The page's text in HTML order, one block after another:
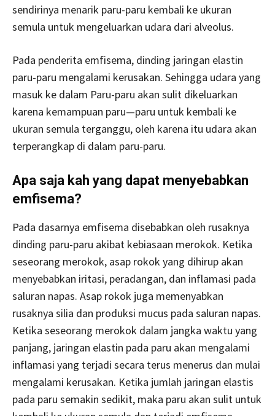
sendirinya menarik paru-paru kembali ke ukuran
semula untuk mengeluarkan udara dari alveolus.
Pada penderita emfisema, dinding jaringan elastin
paru-paru mengalami kerusakan. Sehingga udara yang
masuk ke dalam Paru-paru akan sulit dikeluarkan
karena kemampuan paru—paru untuk kembali ke
ukuran semula terganggu, oleh karena itu udara akan
terperangkap di dalam paru-paru.
Apa saja kah yang dapat menyebabkan
emfisema?
Pada dasarnya emfisema disebabkan oleh rusaknya
dinding paru-paru akibat kebiasaan merokok. Ketika
seseorang merokok, asap rokok yang dihirup akan
menyebabkan iritasi, peradangan, dan inflamasi pada
saluran napas. Asap rokok juga memenyabkan
rusaknya silia dan produksi mucus pada saluran napas.
Ketika seseorang merokok dalam jangka waktu yang
panjang, jaringan elastin pada paru akan mengalami
inflamasi yang terjadi secara terus menerus dan mulai
mengalami kerusakan. Ketika jumlah jaringan elastis
pada paru semakin sedikit, maka paru akan sulit untuk